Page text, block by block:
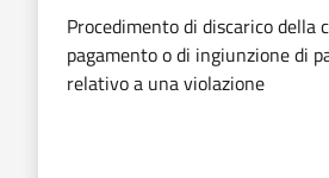
Procedimento di discarico della
pagamento o di ingiunzione di
relativo a una violazione